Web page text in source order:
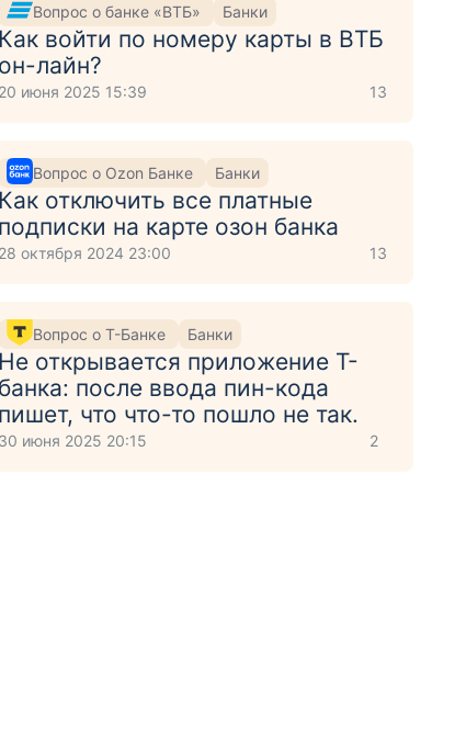
Вопрос о банке «ВТБ» Банки
Как войти по номеру карты в ВТБ
он-лайн?
20 июня 2025 15:39 13
Вопрос о Ozon Банке Банки
Как отключить все платные
подписки на карте озон банка
28 октября 2024 23:00 13
Вопрос о Т-Банке Банки
Не открывается приложение Т-
банка: после ввода пин-кода
пишет, что что-то пошло не так.
30 июня 2025 20:15 2